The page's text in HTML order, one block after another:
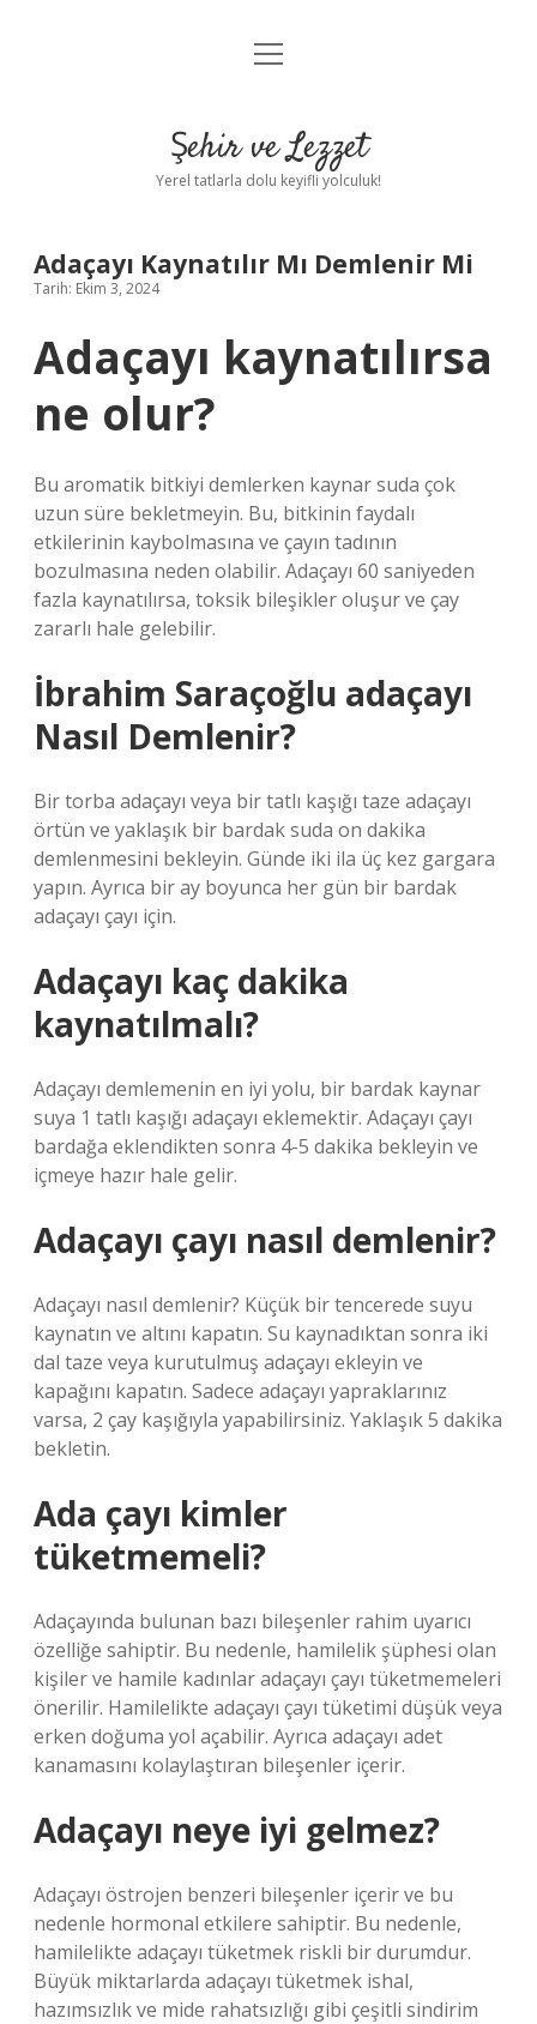
Anasayfa
Yasal Uyarı
menüyü
Şehir ve Lezzet
Yerel tatlarla dolu keyifli yolculuk!
Adaçayı Kaynatılır Mı Demlenir Mi
Tarih: Ekim 3, 2024
Adaçayı kaynatılırsa
ne olur?
Bu aromatik bitkiyi demlerken kaynar suda çok
uzun süre bekletmeyin. Bu, bitkinin faydalı
etkilerinin kaybolmasına ve çayın tadının
bozulmasına neden olabilir. Adaçayı 60 saniyeden
fazla kaynatılırsa, toksik bileşikler oluşur ve çay
zararlı hale gelebilir.
İbrahim Saraçoğlu adaçayı
Nasıl Demlenir?
Bir torba adaçayı veya bir tatlı kaşığı taze adaçayı
örtün ve yaklaşık bir bardak suda on dakika
demlenmesini bekleyin. Günde iki ila üç kez gargara
yapın. Ayrıca bir ay boyunca her gün bir bardak
adaçayı çayı için.
Adaçayı kaç dakika
kaynatılmalı?
Adaçayı demlemenin en iyi yolu, bir bardak kaynar
suya 1 tatlı kaşığı adaçayı eklemektir. Adaçayı çayı
bardağa eklendikten sonra 4-5 dakika bekleyin ve
içmeye hazır hale gelir.
Adaçayı çayı nasıl demlenir?
Adaçayı nasıl demlenir? Küçük bir tencerede suyu
kaynatın ve altını kapatın. Su kaynadıktan sonra iki
dal taze veya kurutulmuş adaçayı ekleyin ve
kapağını kapatın. Sadece adaçayı yapraklarınız
varsa, 2 çay kaşığıyla yapabilirsiniz. Yaklaşık 5 dakika
bekletin.
Ada çayı kimler
tüketmemeli?
Adaçayında bulunan bazı bileşenler rahim uyarıcı
özelliğe sahiptir. Bu nedenle, hamilelik şüphesi olan
kişiler ve hamile kadınlar adaçayı çayı tüketmemeleri
önerilir. Hamilelikte adaçayı çayı tüketimi düşük veya
erken doğuma yol açabilir. Ayrıca adaçayı adet
kanamasını kolaylaştıran bileşenler içerir.
Adaçayı neye iyi gelmez?
Adaçayı östrojen benzeri bileşenler içerir ve bu
nedenle hormonal etkilere sahiptir. Bu nedenle,
hamilelikte adaçayı tüketmek riskli bir durumdur.
Büyük miktarlarda adaçayı tüketmek ishal,
hazımsızlık ve mide rahatsızlığı gibi çeşitli sindirim